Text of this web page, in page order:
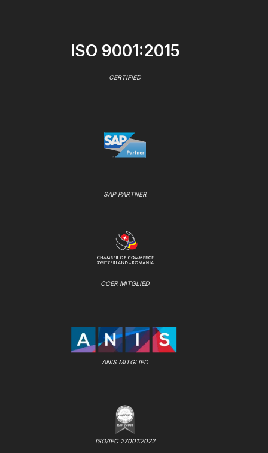
ISO 9001:2015
CERTIFIED
SAP PARTNER
CCER MITGLIED
ANIS MITGLIED
ISO/IEC 27001:2022